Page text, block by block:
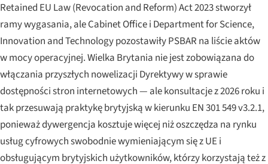
Retained EU Law (Revocation and Reform) Act 2023 stworzył
ramy wygasania, ale Cabinet Office i Department for Science,
Innovation and Technology pozostawiły PSBAR na liście aktów
w mocy operacyjnej. Wielka Brytania nie jest zobowiązana do
włączania przyszłych nowelizacji Dyrektywy w sprawie
dostępności stron internetowych — ale konsultacje z 2026 roku i
tak przesuwają praktykę brytyjską w kierunku EN 301 549 v3.2.1,
ponieważ dywergencja kosztuje więcej niż oszczędza na rynku
usług cyfrowych swobodnie wymieniającym się z UE i
obsługującym brytyjskich użytkowników, którzy korzystają też z